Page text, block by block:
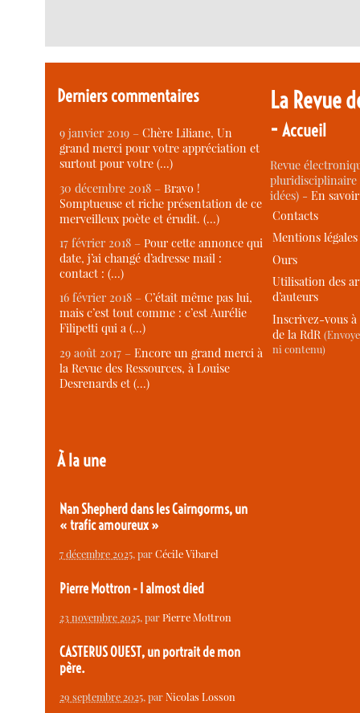
Derniers commentaires
9 janvier 2019 –Chère Liliane, Un
grand merci pour votre appréciation et
surtout pour votre (…)
30 décembre 2018 –Bravo !
Somptueuse et riche présentation de ce
merveilleux poète et érudit. (…)
17 février 2018 –Pour cette annonce qui
date, j’ai changé d’adresse mail :
contact : (…)
16 février 2018 –C’était même pas lui,
mais c’est tout comme : c’est Aurélie
Filipetti qui a (…)
29 août 2017 –Encore un grand merci à
la Revue des Ressources, à Louise
Desrenards et (…)
À la une
Nan Shepherd dans les Cairngorms, un
« trafic amoureux »
7 décembre 2025, parCécile Vibarel
Pierre Mottron - I almost died
23 novembre 2025, parPierre Mottron
CASTERUS OUEST, un portrait de mon
père.
29 septembre 2025, parNicolas Losson
La Revue
-Accueil
Revue
idées) -En
Contacts
Mentions légales
Ours
Utilisation des
d’auteurs
Inscrivez-vous
de la RdR
ni contenu)